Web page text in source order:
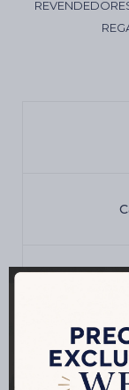
Artículos